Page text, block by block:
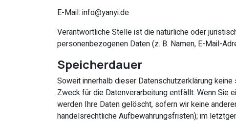
E-Mail: info@yanyi.de
Verantwortliche Stelle ist die natürliche oder
personenbezogenen Daten (z. B. Namen, E-Mail-
Speicherdauer
Soweit innerhalb dieser Datenschutzerklärung
Zweck für die Datenverarbeitung entfällt. Wenn Sie
werden Ihre Daten gelöscht, sofern wir keine
handelsrechtliche Aufbewahrungsfristen); im